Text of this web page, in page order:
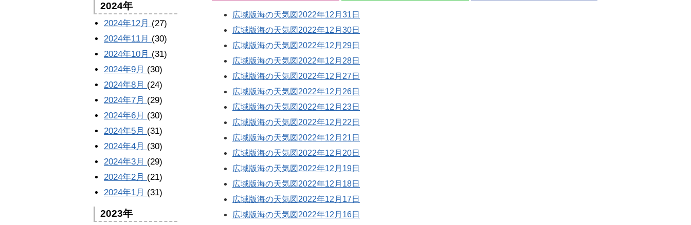
広域版海の天気図2022年12月31日
広域版海の天気図2022年12月30日
広域版海の天気図2022年12月29日
広域版海の天気図2022年12月28日
広域版海の天気図2022年12月27日
広域版海の天気図2022年12月26日
広域版海の天気図2022年12月23日
広域版海の天気図2022年12月22日
広域版海の天気図2022年12月21日
広域版海の天気図2022年12月20日
広域版海の天気図2022年12月19日
広域版海の天気図2022年12月18日
広域版海の天気図2022年12月17日
広域版海の天気図2022年12月16日
2024年
2024年12月 (27)
2024年11月 (30)
2024年10月 (31)
2024年9月 (30)
2024年8月 (24)
2024年7月 (29)
2024年6月 (30)
2024年5月 (31)
2024年4月 (30)
2024年3月 (29)
2024年2月 (21)
2024年1月 (31)
2023年